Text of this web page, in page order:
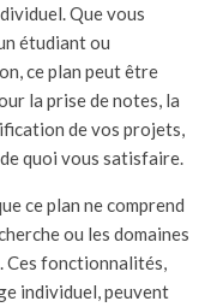
Que vous
étudiant ou
ce plan peut être
la prise de notes, la
de vos projets,
quoi vous satisfaire.
ce plan ne comprend
ou les domaines
Ces fonctionnalités,
individuel, peuvent